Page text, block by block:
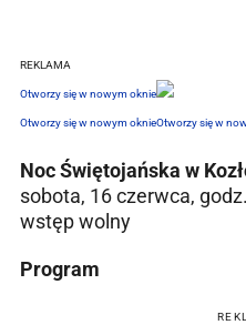
REKLAMA
Otworzy się w nowym oknie
Otworzy się w nowym oknieOtworzy się w
Noc Świętojańska w
sobota, 16 czerwca,
wstęp wolny
Program